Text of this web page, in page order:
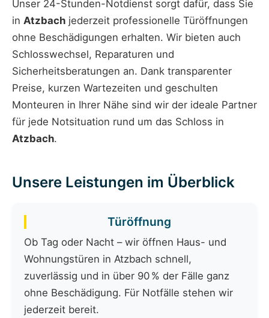
Unser 24-Stunden-Notdienst sorgt dafür, dass Sie
in Atzbach jederzeit professionelle Türöffnungen
ohne Beschädigungen erhalten. Wir bieten auch
Schlosswechsel, Reparaturen und
Sicherheitsberatungen an. Dank transparenter
Preise, kurzen Wartezeiten und geschulten
Monteuren in Ihrer Nähe sind wir der ideale Partner
für jede Notsituation rund um das Schloss in
Atzbach.
Unsere Leistungen im Überblick
Türöffnung
Ob Tag oder Nacht – wir öffnen Haus- und
Wohnungstüren in Atzbach schnell,
zuverlässig und in über 90 % der Fälle ganz
ohne Beschädigung. Für Notfälle stehen wir
jederzeit bereit.